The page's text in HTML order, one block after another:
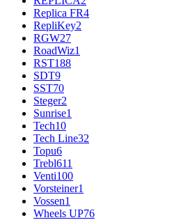
Replica FR4
RepliKey2
RGW27
RoadWiz1
RST188
SDT9
SST70
Steger2
Sunrise1
Tech10
Tech Line32
Topu6
Trebl611
Venti100
Vorsteiner1
Vossen1
Wheels UP76